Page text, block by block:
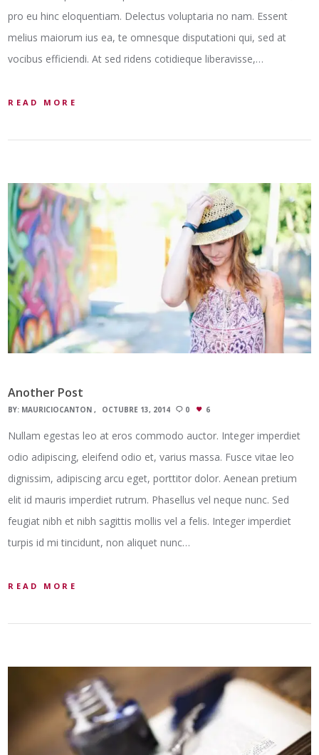
pro eu hinc eloquentiam. Delectus voluptaria no nam. Essent
melius maiorum ius ea, te omnesque disputationi qui, sed at
vocibus efficiendi. At sed ridens cotidieque liberavisse,…
READ MORE
Another Post
BY: MAURICIOCANTON OCTUBRE 13, 2014 0 6
Nullam egestas leo at eros commodo auctor. Integer imperdiet
odio adipiscing, eleifend odio et, varius massa. Fusce vitae leo
dignissim, adipiscing arcu eget, porttitor dolor. Aenean pretium
elit id mauris imperdiet rutrum. Phasellus vel neque nunc. Sed
feugiat nibh et nibh sagittis mollis vel a felis. Integer imperdiet
turpis id mi tincidunt, non aliquet nunc…
READ MORE